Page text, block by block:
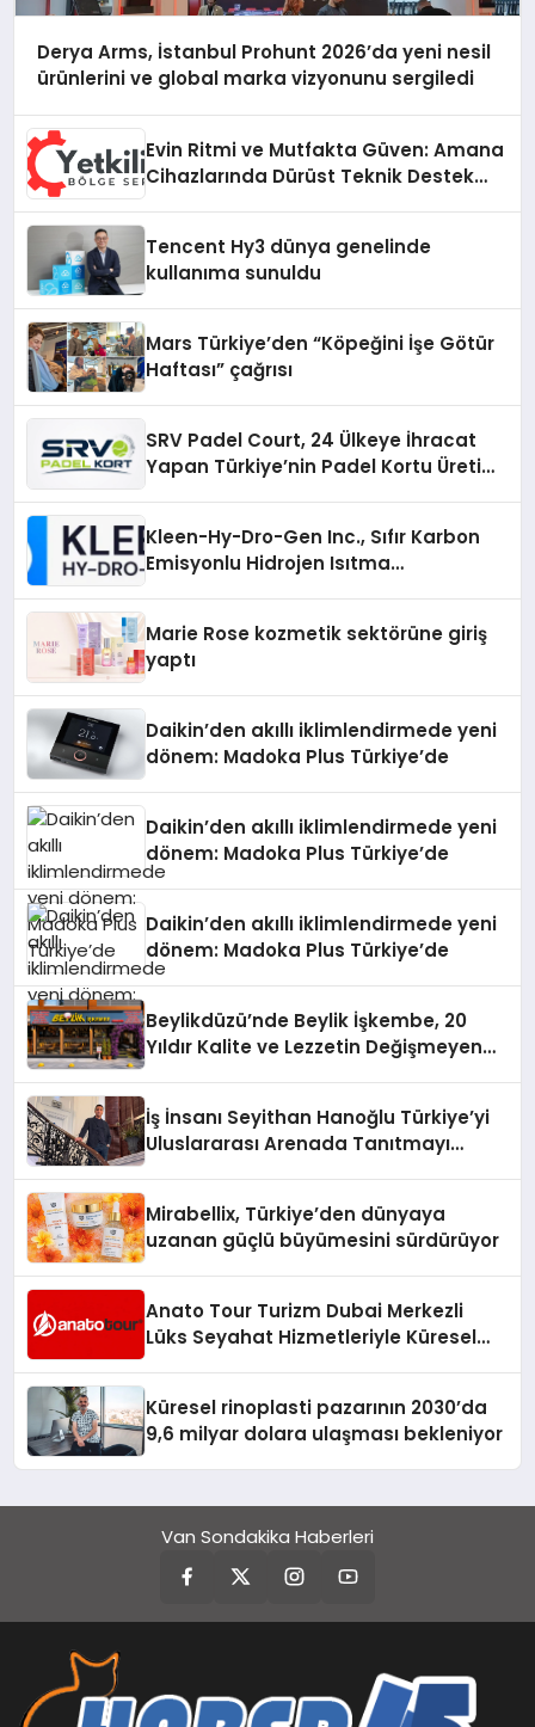
Derya Arms, İstanbul Prohunt 2026’da yeni nesil
ürünlerini ve global marka vizyonunu sergiledi
Evin Ritmi ve Mutfakta Güven: Amana
Cihazlarında Dürüst Teknik Destek
Tencent Hy3 dünya genelinde
kullanıma sunuldu
Mars Türkiye’den “Köpeğini İşe Götür
Haftası” çağrısı
SRV Padel Court, 24 Ülkeye İhracat
Yapan Türkiye’nin Padel Kortu Üretim
Kleen-Hy-Dro-Gen Inc., Sıfır Karbon
Emisyonlu Hidrojen Isıtma
Marie Rose kozmetik sektörüne giriş
yaptı
Daikin’den akıllı iklimlendirmede yeni
dönem: Madoka Plus Türkiye’de
Daikin’den akıllı iklimlendirmede yeni
dönem: Madoka Plus Türkiye’de
Daikin’den akıllı iklimlendirmede yeni
dönem: Madoka Plus Türkiye’de
Beylikdüzü’nde Beylik İşkembe, 20
Yıldır Kalite ve Lezzetin Değişmeyen
İş İnsanı Seyithan Hanoğlu Türkiye’yi
Uluslararası Arenada Tanıtmayı
Mirabellix, Türkiye’den dünyaya
uzanan güçlü büyümesini sürdürüyor
Anato Tour Turizm Dubai Merkezli
Lüks Seyahat Hizmetleriyle Küresel
Küresel rinoplasti pazarının 2030’da
9,6 milyar dolara ulaşması bekleniyor
Van Sondakika Haberleri